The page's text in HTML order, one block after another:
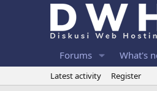
Forums What's
Latest activity
Register